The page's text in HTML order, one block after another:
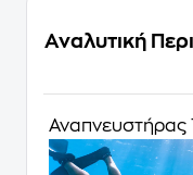
Αναλυτική